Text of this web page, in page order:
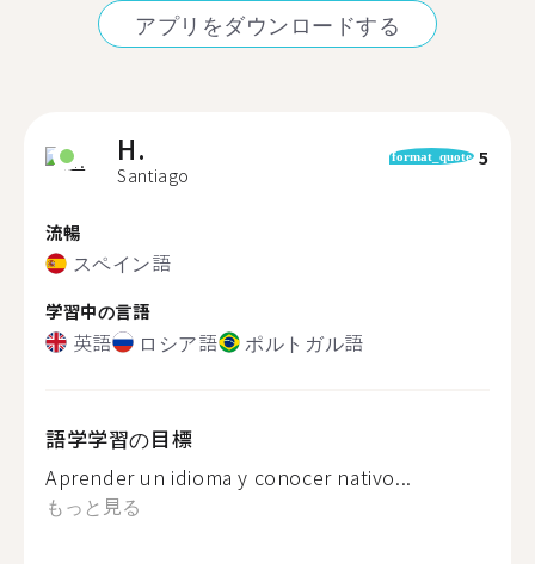
アプリをダウンロードする
H.
Santiago
format_quote 5
流暢
スペイン語
学習中の言語
英語 ロシア語 ポルトガル語
語学学習の目標
Aprender un idioma y conocer nativo...
もっと見る